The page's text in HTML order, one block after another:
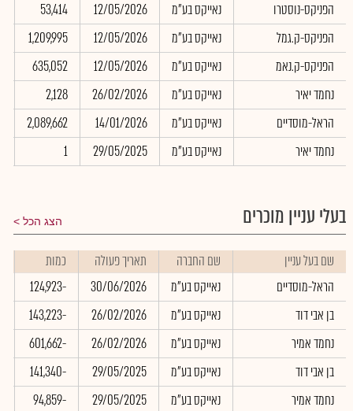
הפניקס-נוסטרו
נאייקס בע"מ 12/05/2026
53,414
הפניקס-ק.גמל
נאייקס בע"מ 12/05/2026
1,209,995
הפניקס-ק.נאמ
נאייקס בע"מ 12/05/2026
635,052
נחמד יאיר
נאייקס בע"מ 26/02/2026
2,128
הראל-מוסדיים
נאייקס בע"מ 14/01/2026
2,089,662
נחמד יאיר
נאייקס בע"מ 29/05/2025
1
בעלי עניין מוכרים הצג הכל
שם בעל עניין שם החברה תאריך פעולה כמות
הראל-מוסדיים
נאייקס בע"מ 30/06/2026
-124,923
בן אבי דוד
נאייקס בע"מ 26/02/2026
-143,223
נחמד אמיר
נאייקס בע"מ 26/02/2026
-601,662
בן אבי דוד
נאייקס בע"מ 29/05/2025
-141,340
נחמד אמיר
נאייקס בע"מ 29/05/2025
-94,859